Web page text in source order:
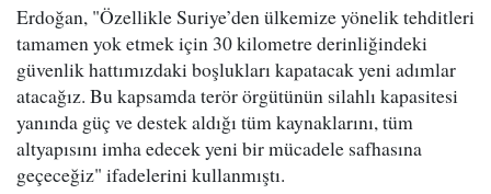
Erdoğan, "Özellikle Suriye’den ülkemize yönelik tehditleri
tamamen yok etmek için 30 kilometre derinliğindeki
güvenlik hattımızdaki boşlukları kapatacak yeni adımlar
atacağız. Bu kapsamda terör örgütünün silahlı kapasitesi
yanında güç ve destek aldığı tüm kaynaklarını, tüm
altyapısını imha edecek yeni bir mücadele safhasına
geçeceğiz" ifadelerini kullanmıştı.